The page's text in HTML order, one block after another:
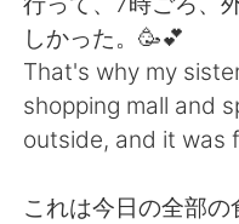
繁體中文
العربية
Deutsch
한국어
しかった。🥳💕
That's why my
shopping mall and
outside, and it was
これは今日の全部